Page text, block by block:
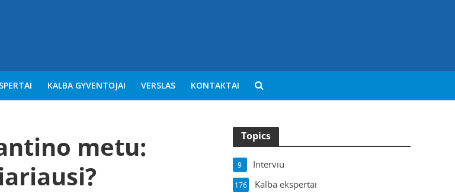
KALBA GYVENTOJAI VERSLAS KONTAKTAI
metu:
Topics
Interviu
9
Kalba ekspertai
176